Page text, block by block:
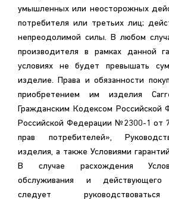
умышленных или неосторожных
потребителя или третьих лиц;
непреодолимой силы. В любом
производителя в рамках данной
условиях не будет превышать
изделие. Права и обязанности покупателя, связанные с
приобретением им изделия
Гражданским Кодексом Российской
Российской Федерации №2300-1 от
прав потребителей»,
изделия, а также Условиями
В случае расхождения
обслуживания и действующего
следует